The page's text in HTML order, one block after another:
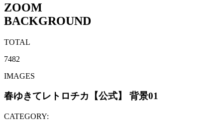
ZOOM
BACKGROUND
TOTAL
7482
IMAGES
春ゆきてレトロチカ【公式】 背景01
CATEGORY: